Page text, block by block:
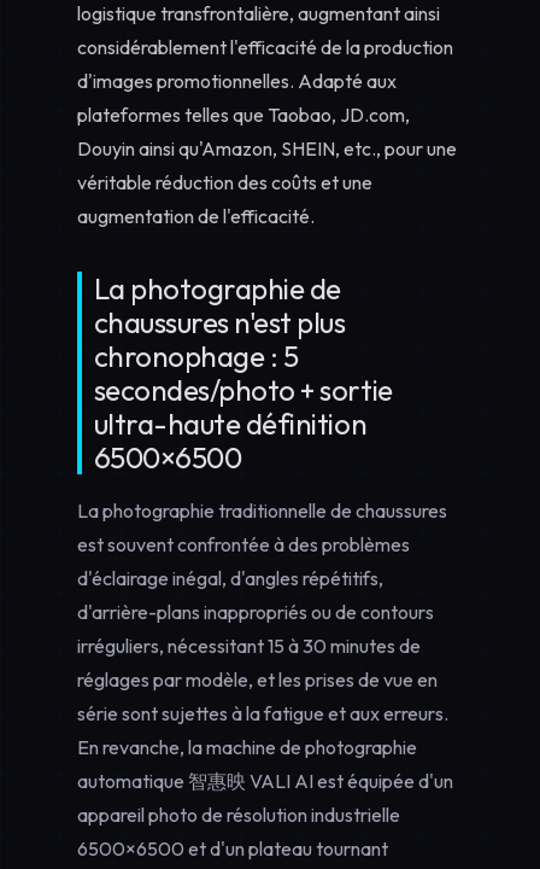
logistique transfrontalière, augmentant ainsi
considérablement l'efficacité de la production
d'images promotionnelles. Adapté aux
plateformes telles que Taobao, JD.com,
Douyin ainsi qu'Amazon, SHEIN, etc., pour une
véritable réduction des coûts et une
augmentation de l'efficacité.
La photographie de
chaussures n'est plus
chronophage : 5
secondes/photo + sortie
ultra-haute définition
6500×6500
La photographie traditionnelle de chaussures
est souvent confrontée à des problèmes
d'éclairage inégal, d'angles répétitifs,
d'arrière-plans inappropriés ou de contours
irréguliers, nécessitant 15 à 30 minutes de
réglages par modèle, et les prises de vue en
série sont sujettes à la fatigue et aux erreurs.
En revanche, la machine de photographie
automatique 智惠映 VALI AI est équipée d'un
appareil photo de résolution industrielle
6500×6500 et d'un plateau tournant